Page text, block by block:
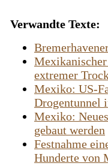
Verwandte Texte:
extremer
Mexiko: US-
Drogentunnel
Mexiko:
gebaut werden
Festnahme
Hunderte von